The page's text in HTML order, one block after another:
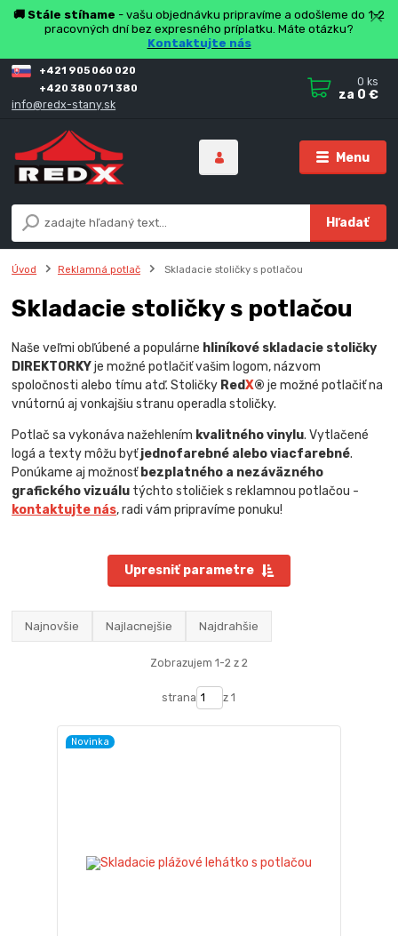
🚚 Stále stíhame - vašu objednávku pripravíme a odošleme do 1-2
pracovných dní bez expresného príplatku. Máte otázku?
Kontaktujte nás
Menu
Hľadať
+421 905 060 020
+420 380 071 380
info@redx-stany.sk
0 ks
za 0 €
Úvod Reklamná potlač Skladacie stoličky s potlačou
Skladacie stoličky s potlačou
Naše veľmi obľúbené a populárne hliníkové skladacie stoličky
DIREKTORKYje možné potlačiť vašim logom, názvom
spoločnosti alebo tímu atď. Stoličky RedX® je možné potlačiť na
vnútornú aj vonkajšiu stranu operadla stoličky.
Potlač sa vykonáva nažehlením kvalitného vinylu. Vytlačené
logá a texty môžu byťjednofarebné alebo viacfarebné.
Ponúkame aj možnosť bezplatného a nezáväzného
grafického vizuálu týchto stoličiek s reklamnou potlačou -
kontaktujte nás, radi vám pripravíme ponuku!
Upresniť parametre
Najnovšie Najlacnejšie Najdrahšie
Zobrazujem 1-2 z 2
strana z 1
Novinka